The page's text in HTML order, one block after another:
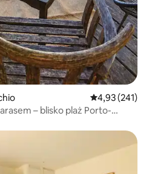
Średnia
4,93 (241)
– blisko plaż Porto-